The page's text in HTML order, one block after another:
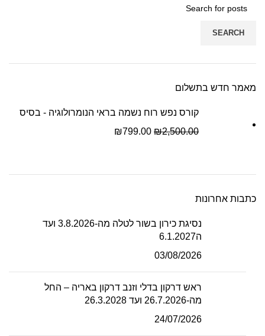
SEARCH
מאמר חדש בתשלום
קורס נפש רוח נשמה בראי הנומרולוגיה - בסיס
₪2,500.00
₪799.00
כתבות אחרונות
נסיגת כירון בשור לטלה מה-3.8.2026 ועד
ה6.1.2027
03/08/2026
ראש דרקון בדלי וזנב דרקון באריה – החל
מה-26.7.2026 ועד 26.3.2028
24/07/2026